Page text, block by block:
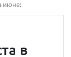
июне:
в